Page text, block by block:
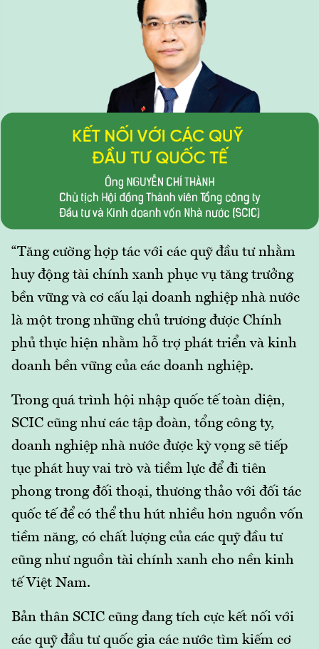
“Tăng cường hợp tác với các quỹ đầu tư nhằm
huy động tài chính xanh phục vụ tăng trưởng
bền vững và cơ cấu lại doanh nghiệp nhà nước
là một trong những chủ trương được Chính
phủ thực hiện nhằm hỗ trợ phát triển và kinh
doanh bền vững của các doanh nghiệp.
Trong quá trình hội nhập quốc tế toàn diện,
SCIC cũng như các tập đoàn, tổng công ty,
doanh nghiệp nhà nước được kỳ vọng sẽ tiếp
tục phát huy vai trò và tiềm lực để đi tiên
phong trong đối thoại, thương thảo với đối tác
quốc tế để có thể thu hút nhiều hơn nguồn vốn
tiềm năng, có chất lượng của các quỹ đầu tư
cũng như nguồn tài chính xanh cho nền kinh
tế Việt Nam.
Bản thân SCIC cũng đang tích cực kết nối với
các quỹ đầu tư quốc gia các nước tìm kiếm cơ